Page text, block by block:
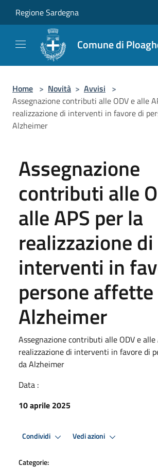
Regione Sardegna
Comune di
Home > Novità > Avvisi >
Assegnazione contributi alle ODV e alle
realizzazione di interventi in favore di
Alzheimer
Assegnazione
contributi alle
alle APS per la
realizzazione di
interventi in
persone
Alzheimer
Assegnazione contributi alle ODV e alle
realizzazione di interventi in favore di
da Alzheimer
Data :
10 aprile 2025
Condividi Vedi azioni
Categorie: